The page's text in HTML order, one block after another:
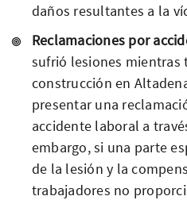
daños resultantes a la
Reclamaciones por
sufrió lesiones mientras
construcción en
presentar una
accidente laboral a
embargo, si una parte
de la lesión y la
trabajadores no